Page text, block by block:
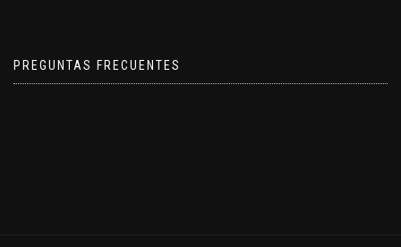
PREGUNTAS FRECUENTES